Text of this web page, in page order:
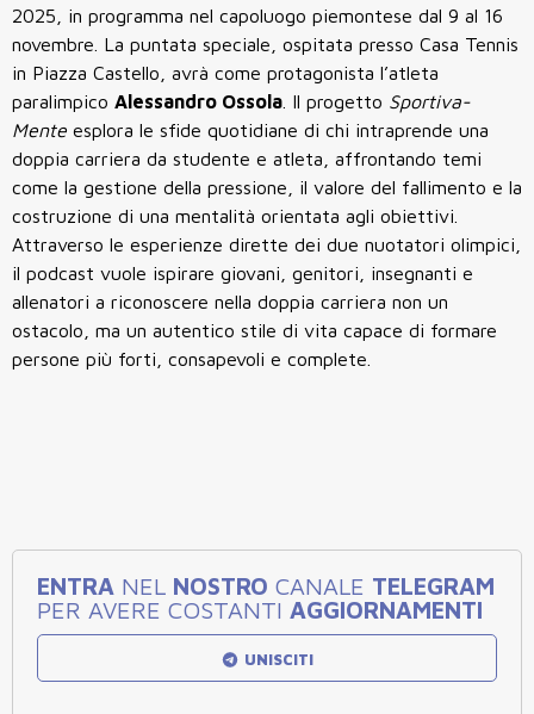
2025, in programma nel capoluogo piemontese dal 9 al 16
novembre. La puntata speciale, ospitata presso Casa Tennis
in Piazza Castello, avrà come protagonista l’atleta
paralimpico Alessandro Ossola . Il progetto Sportiva-
Mente esplora le sfide quotidiane di chi intraprende una
doppia carriera da studente e atleta, affrontando temi
come la gestione della pressione, il valore del fallimento e la
costruzione di una mentalità orientata agli obiettivi.
Attraverso le esperienze dirette dei due nuotatori olimpici,
il podcast vuole ispirare giovani, genitori, insegnanti e
allenatori a riconoscere nella doppia carriera non un
ostacolo, ma un autentico stile di vita capace di formare
persone più forti, consapevoli e complete.
ENTRA NEL NOSTRO CANALE TELEGRAM
PER AVERE COSTANTI AGGIORNAMENTI
UNISCITI